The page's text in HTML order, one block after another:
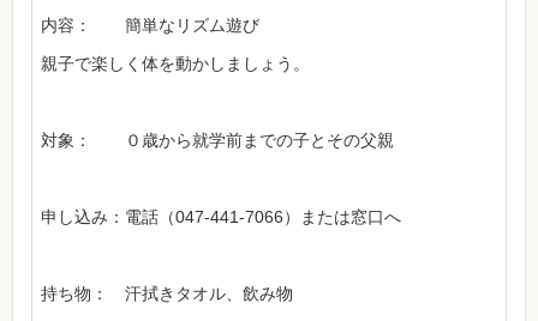
内容： 簡単なリズム遊び
親子で楽しく体を動かしましょう。
対象： ０歳から就学前までの子とその父親
申し込み：電話（047-441-7066）または窓口へ
持ち物： 汗拭きタオル、飲み物